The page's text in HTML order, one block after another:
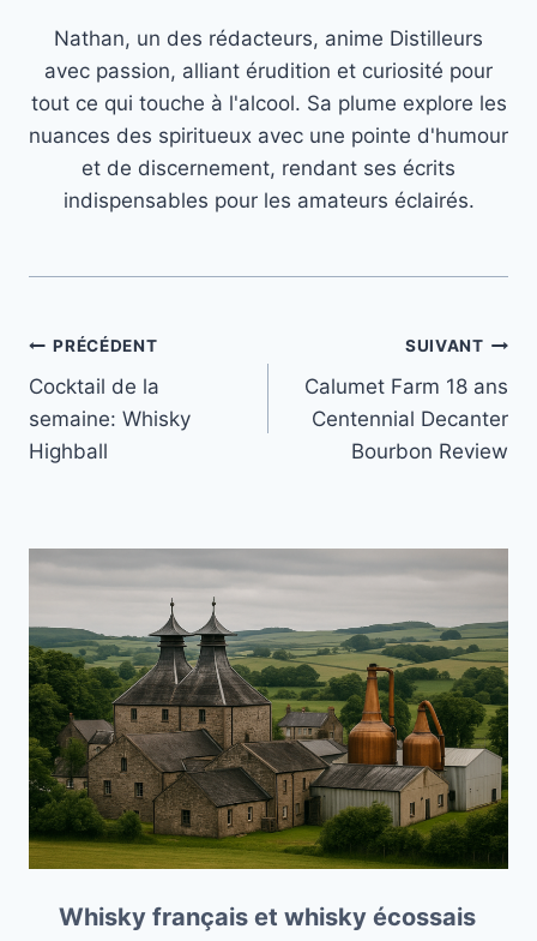
Nathan, un des rédacteurs, anime Distilleurs
avec passion, alliant érudition et curiosité pour
tout ce qui touche à l'alcool. Sa plume explore les
nuances des spiritueux avec une pointe d'humour
et de discernement, rendant ses écrits
indispensables pour les amateurs éclairés.
Navigation
de
l’article
PRÉCÉDENT
Cocktail de la
semaine: Whisky
Highball
SUIVANT
Calumet Farm 18 ans
Centennial Decanter
Bourbon Review
Whisky français et whisky écossais